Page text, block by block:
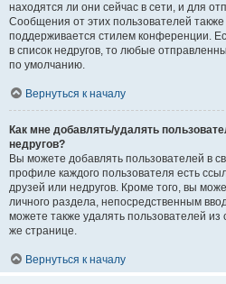
находятся ли они сейчас в сети, и для
Сообщения от этих пользователей
поддерживается стилем конференции.
в список недругов, то любые
по умолчанию.
Вернуться к началу
Как мне добавлять/удалять
недругов?
Вы можете добавлять пользователей в
профиле каждого пользователя есть
друзей или недругов. Кроме того, вы
личного раздела, непосредственным
можете также удалять пользователей из
же странице.
Вернуться к началу